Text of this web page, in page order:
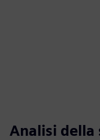
Analisi della